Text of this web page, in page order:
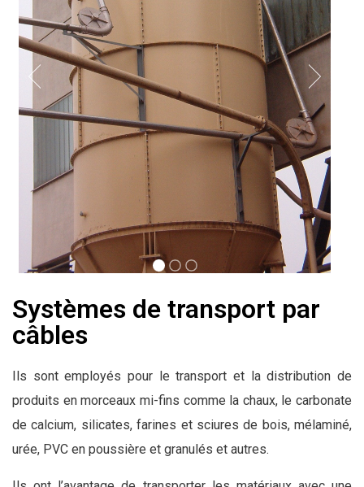
Systèmes de transport par
câbles
Ils sont employés pour le transport et la distribution de
produits en morceaux mi-fins comme la chaux, le carbonate
de calcium, silicates, farines et sciures de bois, mélaminé,
urée, PVC en poussière et granulés et autres.